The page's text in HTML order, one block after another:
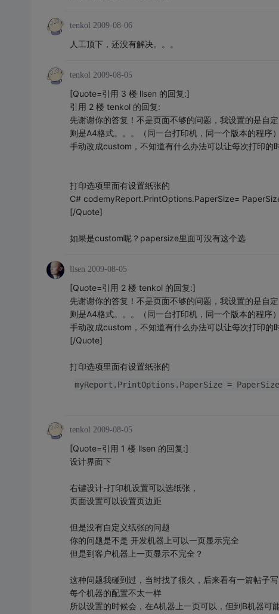
tenkol 2009-08-06
人工顶下，还没有解决。。。
tenkol 2009-08-05
[Quote=引用 3 楼 llsen 的回复:]
引用 2 楼 tenkol 的回复:
先谢谢你的答复！不是页面不够的问题，我设置的是自
则是A4格式。。。（同一台打印机，同一个版本的程序
手动改成custom，不知道有什么办法可以让每次打印的
打印选项里面有设置纸张的
C# codemyReport.PrintOptions.PaperSize=
[/Quote]
如果是custom呢？papersize里面可没有这个选
llsen 2009-08-05
[Quote=引用 2 楼 tenkol 的回复:]
先谢谢你的答复！不是页面不够的问题，我设置的是自
则是A4格式。。。（同一台打印机，同一个版本的程序
手动改成custom，不知道有什么办法可以让每次打印的
[/Quote]
打印选项里面有设置纸张的
myReport.PrintOptions.PaperSize =
tenkol 2009-08-05
[Quote=引用 1 楼 llsen 的回复:]
设计界面下
右键设计-打印机设置可以选纸张，
页面设置可以设置页边距
但是没有自定义纸张的问题
你的问题是不是 开发机器上可以一页显示完全
但是到客户机器上一页显示不完全？
这种问题我碰到过，当时找了很久，后来看有一篇帖子
每个机器的配置不太一样
所以设置的时候会，在A机器上一页可以，但到B机器可